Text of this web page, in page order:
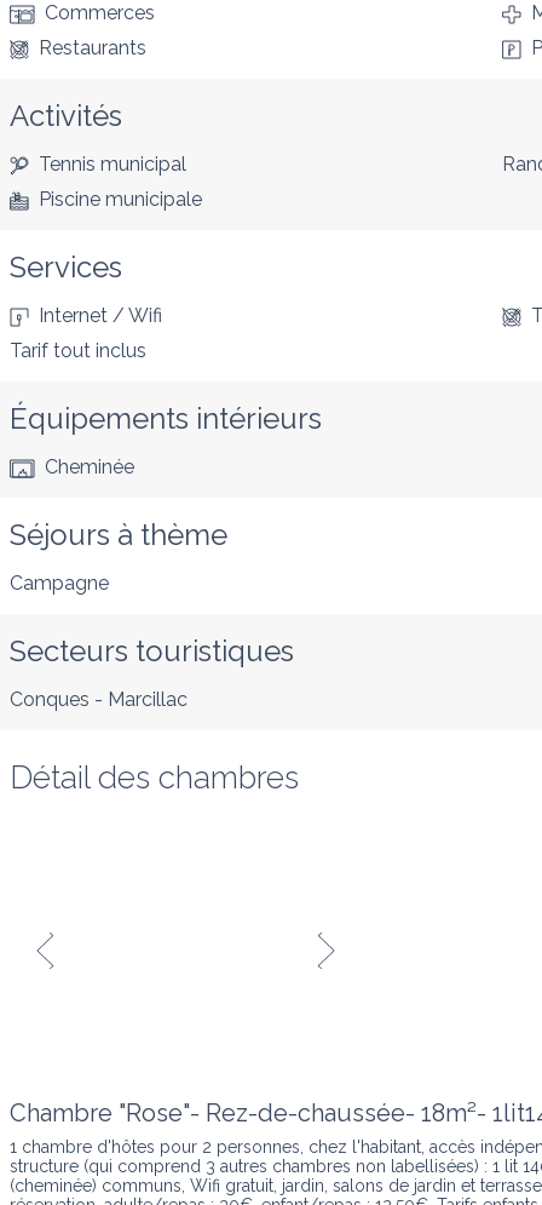
Commerces
Restaurants
Activités
Tennis municipal
Piscine municipale
Services
Internet / Wifi
Tarif tout inclus
Équipements intérieurs
Cheminée
Séjours à thème
Campagne
Secteurs touristiques
Conques - Marcillac
Détail des chambres
Chambre "Rose"- Rez-de-chaussée- 18m²-
1 chambre d'hôtes pour 2 personnes, chez l'habitant, accès
structure (qui comprend 3 autres chambres non labellisées) : 1 lit
(cheminée) communs, Wifi gratuit, jardin, salons de jardin et